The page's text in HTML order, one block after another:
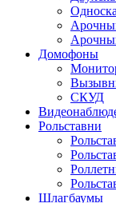
Домофоны
СКУД
Рольставни
Шлагбаумы